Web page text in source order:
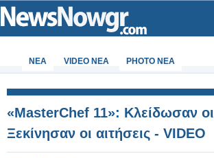
ΝΕΑ VIDEO NEA PHOTO NEA
«MasterChef 11»: Κλείδωσαν
Ξεκίνησαν οι αιτήσεις - VIDEO